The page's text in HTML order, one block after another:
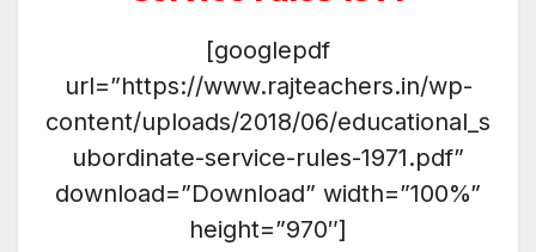
[googlepdf
url=”https://www.rajteachers.in/wp-
content/uploads/2018/06/educational_s
ubordinate-service-rules-1971.pdf”
download=”Download” width=”100%”
height=”970″]